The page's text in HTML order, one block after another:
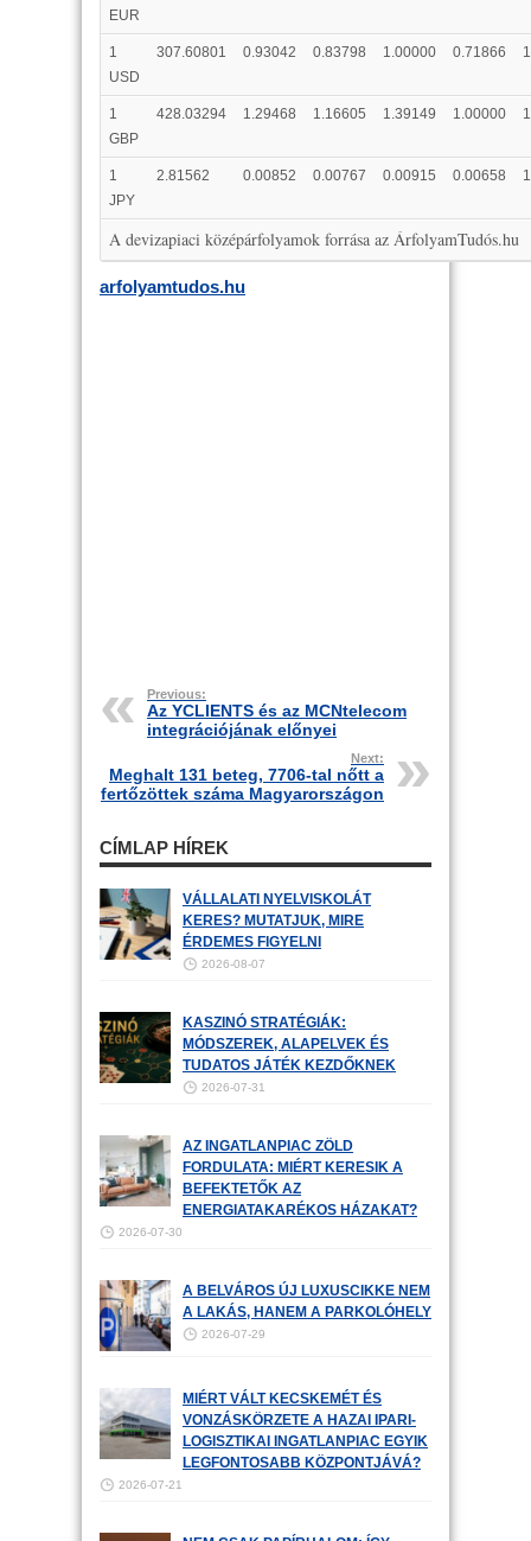
EUR
1
USD
307.60801 0.93042 0.83798 1.00000 0.71866
1
GBP
428.03294 1.29468 1.16605 1.39149 1.00000
1
JPY
2.81562 0.00852 0.00767 0.00915 0.00658
A devizapiaci középárfolyamok forrása az ÁrfolyamTudós.hu
arfolyamtudos.hu
Previous:
Az YCLIENTS és az MCNtelecom
integrációjának előnyei
Next:
Meghalt 131 beteg, 7706-tal nőtt a
fertőzöttek száma Magyarországon
CÍMLAP HÍREK
VÁLLALATI NYELVISKOLÁT
KERES? MUTATJUK, MIRE
ÉRDEMES FIGYELNI
2026-08-07
KASZINÓ STRATÉGIÁK:
MÓDSZEREK, ALAPELVEK ÉS
TUDATOS JÁTÉK KEZDŐKNEK
2026-07-31
AZ INGATLANPIAC ZÖLD
FORDULATA: MIÉRT KERESIK A
BEFEKTETŐK AZ
ENERGIATAKARÉKOS HÁZAKAT?
2026-07-30
A BELVÁROS ÚJ LUXUSCIKKE NEM
A LAKÁS, HANEM A PARKOLÓHELY
2026-07-29
MIÉRT VÁLT KECSKEMÉT ÉS
VONZÁSKÖRZETE A HAZAI IPARI-
LOGISZTIKAI INGATLANPIAC EGYIK
LEGFONTOSABB KÖZPONTJÁVÁ?
2026-07-21